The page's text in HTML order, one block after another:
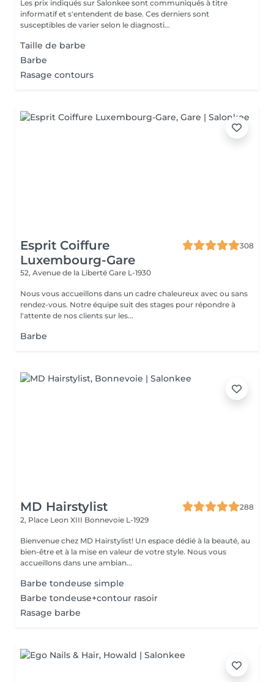
Les prix indiqués sur Salonkee sont communiqués à titre
informatif et s'entendent de base. Ces derniers sont
susceptibles de varier selon le diagnosti...
Taille de barbe
Barbe
Rasage contours
Esprit Coiffure
Luxembourg-Gare
308
52, Avenue de la Liberté Gare L-1930
Nous vous accueillons dans un cadre chaleureux avec ou sans
rendez-vous. Notre équipe suit des stages pour répondre à
l'attente de nos clients sur les...
Barbe
MD Hairstylist
288
2, Place Leon XIII Bonnevoie L-1929
Bienvenue chez MD Hairstylist! Un espace dédié à la beauté, au
bien-être et à la mise en valeur de votre style. Nous vous
accueillons dans une ambian...
Barbe tondeuse simple
Barbe tondeuse+contour rasoir
Rasage barbe